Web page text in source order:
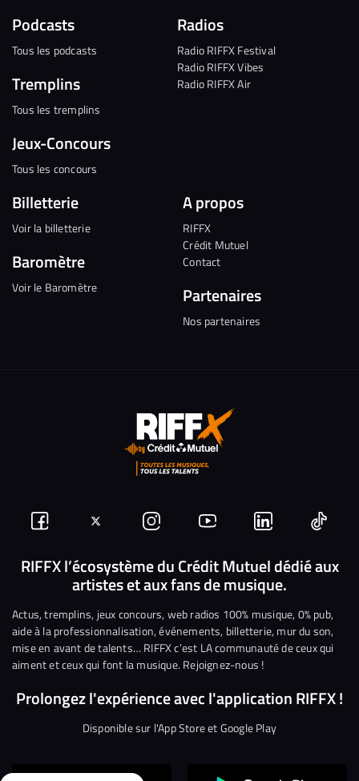
Podcasts
Tous les podcasts
Tremplins
Tous les tremplins
Jeux-Concours
Tous les concours
Radios
Radio RIFFX Festival
Radio RIFFX Vibes
Radio RIFFX Air
Billetterie
Voir la billetterie
Baromètre
Voir le Baromètre
A propos
RIFFX
Crédit Mutuel
Contact
Partenaires
Nos partenaires
Suivez-
nous
Facebook
Suivez-
nous
sur
Twitter
Nous
rejoindre
sur
Instagram
Nous
rejoindre
sur
YouTube
Nous
rejoindre
sur
Linkedin
Nous
RIFFX l’écosystème du Crédit Mutuel dédié aux
artistes et aux fans de musique.
Actus, tremplins, jeux concours, web radios 100% musique, 0% pub,
aide à la professionnalisation, événements, billetterie, mur du son,
mise en avant de talents… RIFFX c’est LA communauté de ceux qui
aiment et ceux qui font la musique. Rejoignez-nous !
Prolongez l'expérience avec l'application RIFFX !
Disponible sur l'App Store et Google Play